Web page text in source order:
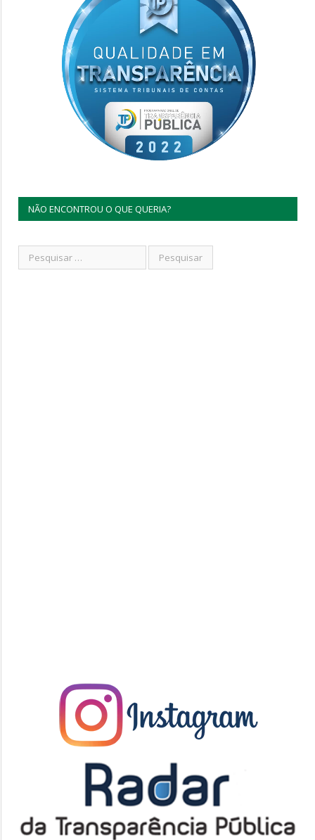
NÃO ENCONTROU O QUE QUERIA?